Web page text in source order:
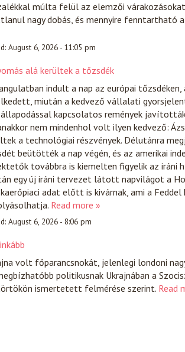
múlta felül az elemzői
nagy dobás, és mennyire fenntartható
August 6, 2026 - 11:05 pm
alá kerültek a tőzsdék
indult a nap az európai
miután a kedvező vállalati
kapcsolatos remények
nem mindenhol volt ilyen kedvező:
a technológiai részvények. Délutánra
beütötték a nap végén, és az amerikai
továbbra is kiemelten figyelik az iráni
egy új iráni tervezet látott napvilágot a
adat előtt is kivárnak, ami a
Read more »
August 6, 2026 - 8:06 pm
volt főparancsnokát, jelenlegi londoni
politikusnak Ukrajnában a
ismertetett felmérése szerint. Read